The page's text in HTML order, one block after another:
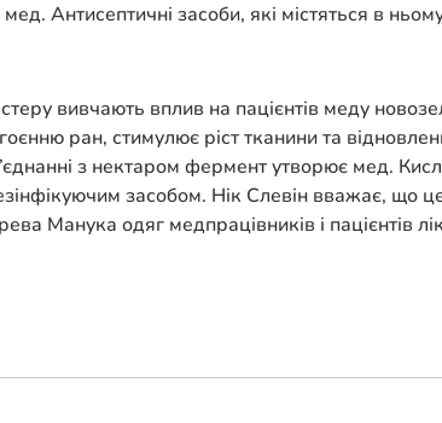
Антисептичні засоби, які містяться в
вивчають вплив на пацієнтів меду
ран, стимулює ріст тканини та
з нектаром фермент утворює мед.
засобом. Нік Слевін вважає, що
одяг медпрацівників і пацієнтів